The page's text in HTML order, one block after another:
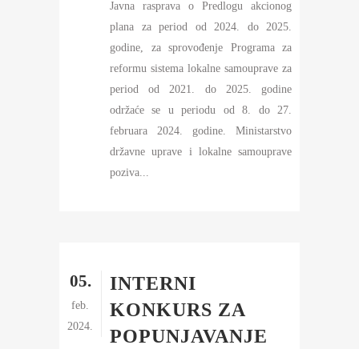
Javna rasprava o Predlogu akcionog
plana za period od 2024. do 2025.
godine, za sprovođenje Programa za
reformu sistema lokalne samouprave za
period od 2021. do 2025. godine
održaće se u periodu od 8. do 27.
februara 2024. godine. Ministarstvo
državne uprave i lokalne samouprave
poziva...
05.
feb.
2024.
INTERNI
KONKURS ZA
POPUNJAVANJE